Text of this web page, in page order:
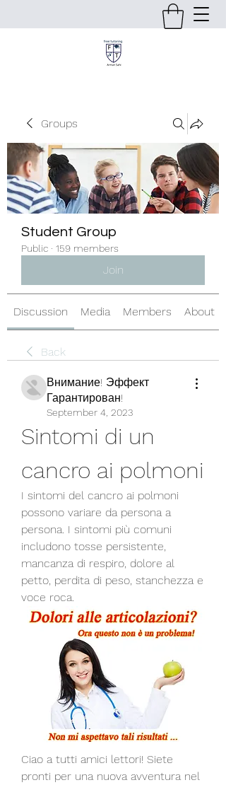
Groups
Student Group
Public · 159 members
Join
Discussion Media Members About
Back
Внимание! Эффект
Гарантирован!
September 4, 2023
Sintomi di un
cancro ai polmoni
I sintomi del cancro ai polmoni
possono variare da persona a
persona. I sintomi più comuni
includono tosse persistente,
mancanza di respiro, dolore al
petto, perdita di peso, stanchezza e
voce roca.
Ciao a tutti amici lettori! Siete
pronti per una nuova avventura nel